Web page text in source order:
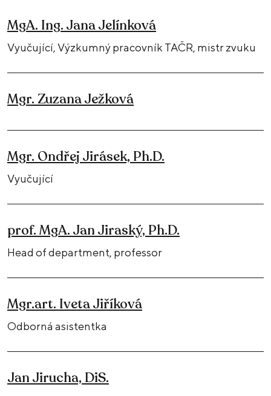
MgA. Ing. Jana Jelínková
Vyučující, Výzkumný pracovník TAČR, mistr zvuku
Mgr. Zuzana Ježková
Mgr. Ondřej Jirásek, Ph.D.
Vyučující
prof. MgA. Jan Jiraský, Ph.D.
Head of department, professor
Mgr.art. Iveta Jiříková
Odborná asistentka
Jan Jirucha, DiS.